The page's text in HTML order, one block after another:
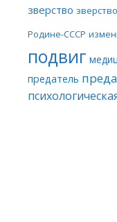
зверство
Родине-СССР
подвиг
предатель